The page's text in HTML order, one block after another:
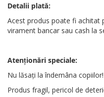
Detalii plată:
Acest produs poate fi achitat
virament bancar sau cash la
Atenționări speciale:
Nu lăsați la îndemâna copiilor!
Produs fragil, pericol de